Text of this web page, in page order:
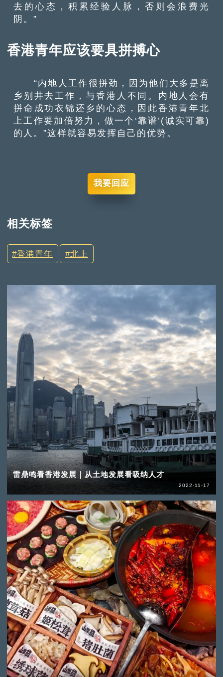
去的心态，积累经验人脉，否则会浪费光
阴。”
香港青年应该要具拼搏心
“内地人工作很拼劲，因为他们大多是离
乡别井去工作，与香港人不同。内地人会有
拼命成功衣锦还乡的心态，因此香港青年北
上工作要加倍努力，做一个‘靠谱’(诚实可靠)
的人。”这样就容易发挥自己的优势。
我要回应
相关标签
香港青年 北上
雷鼎鸣看香港发展｜从土地发展看吸纳人才
2022-11-17